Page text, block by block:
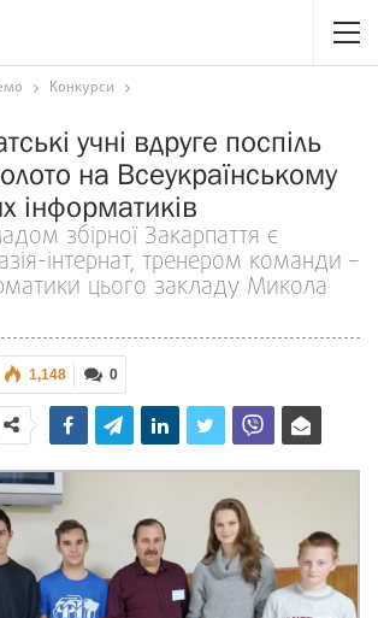
Конкурси
учні вдруге поспіль
на Всеукраїнському
інформатиків
збірної Закарпаття є
інтернат, тренером команди –
цього закладу Микола
0
1,148